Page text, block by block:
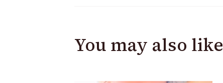
You may also like